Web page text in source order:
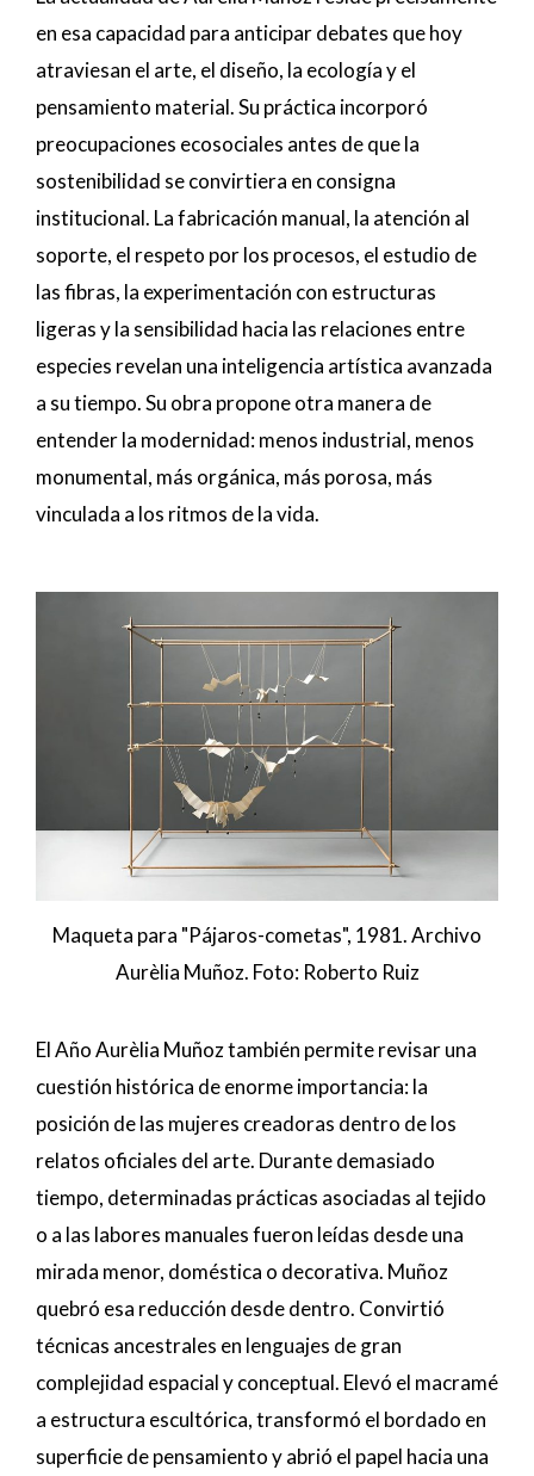
en esa capacidad para anticipar debates que hoy
atraviesan el arte, el diseño, la ecología y el
pensamiento material. Su práctica incorporó
preocupaciones ecosociales antes de que la
sostenibilidad se convirtiera en consigna
institucional. La fabricación manual, la atención al
soporte, el respeto por los procesos, el estudio de
las fibras, la experimentación con estructuras
ligeras y la sensibilidad hacia las relaciones entre
especies revelan una inteligencia artística avanzada
a su tiempo. Su obra propone otra manera de
entender la modernidad: menos industrial, menos
monumental, más orgánica, más porosa, más
vinculada a los ritmos de la vida.
Maqueta para "Pájaros-cometas", 1981. Archivo
Aurèlia Muñoz. Foto: Roberto Ruiz
El Año Aurèlia Muñoz también permite revisar una
cuestión histórica de enorme importancia: la
posición de las mujeres creadoras dentro de los
relatos oficiales del arte. Durante demasiado
tiempo, determinadas prácticas asociadas al tejido
o a las labores manuales fueron leídas desde una
mirada menor, doméstica o decorativa. Muñoz
quebró esa reducción desde dentro. Convirtió
técnicas ancestrales en lenguajes de gran
complejidad espacial y conceptual. Elevó el macramé
a estructura escultórica, transformó el bordado en
superficie de pensamiento y abrió el papel hacia una